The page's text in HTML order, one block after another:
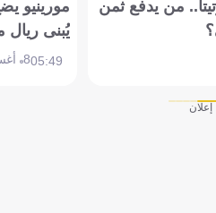
من يدفع ثمن
مورينيو
يُبنى ريال
05:498 أغسطس 2026
إعلان